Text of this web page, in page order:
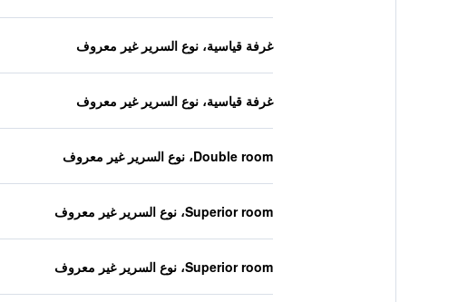
غرفة قياسية، نوع السرير غير معروف
غرفة قياسية، نوع السرير غير معروف
Double room، نوع السرير غير معروف
Superior room، نوع السرير غير معروف
Superior room، نوع السرير غير معروف